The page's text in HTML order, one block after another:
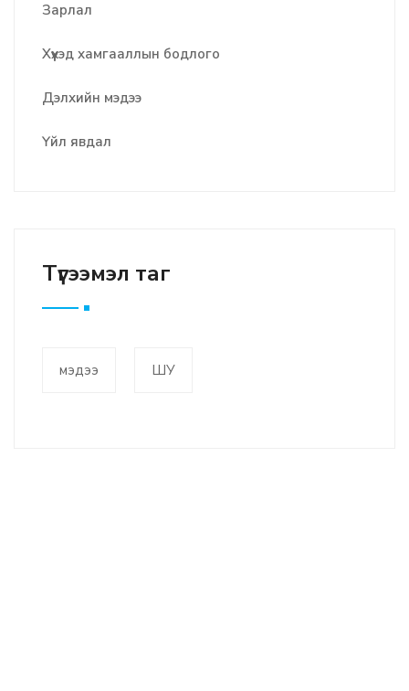
Зарлал
Хүүхэд хамгааллын бодлого
Дэлхийн мэдээ
Үйл явдал
Түгээмэл таг
мэдээ ШУ